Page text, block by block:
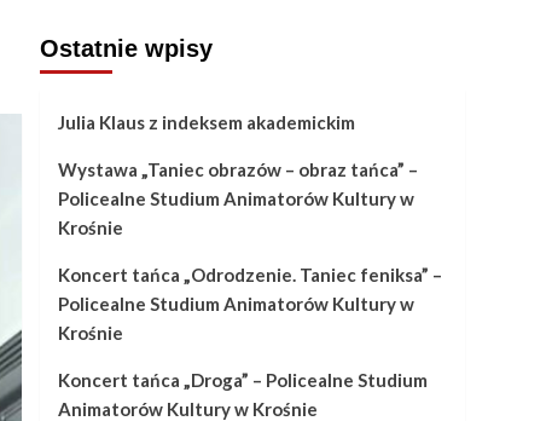
Ostatnie wpisy
Julia Klaus z indeksem akademickim
Wystawa „Taniec obrazów – obraz tańca” –
Policealne Studium Animatorów Kultury w
Krośnie
Koncert tańca „Odrodzenie. Taniec feniksa” –
Policealne Studium Animatorów Kultury w
Krośnie
Koncert tańca „Droga” – Policealne Studium
Animatorów Kultury w Krośnie